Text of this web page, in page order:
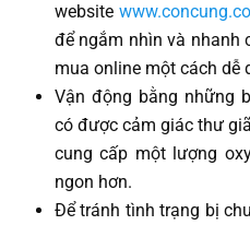
website
để ngắm nhìn và nhanh
mua online một cách dễ
Vận động bằng những
có được cảm giác thư
cung cấp một lượng
ngon hơn.
Để tránh tình trạng bị